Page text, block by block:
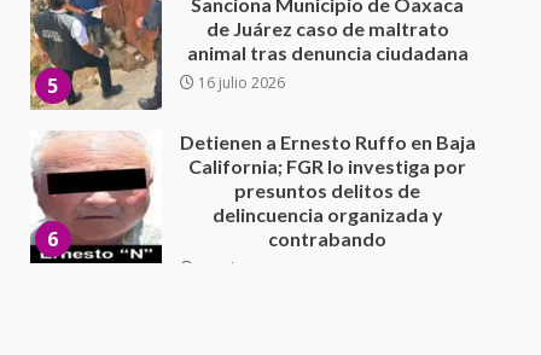
6
California; FGR lo investiga por
presuntos delitos de
delincuencia organizada y
contrabando
7
Sin paso carretera Oaxaca-
Cuacnopalan
26 junio 2026